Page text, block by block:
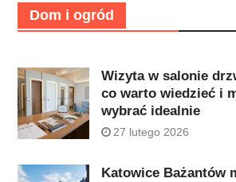
Dom i ogród
Wizyta w salonie
co warto wiedzieć i
wybrać idealnie
27 lutego 2026
Katowice Bażantów